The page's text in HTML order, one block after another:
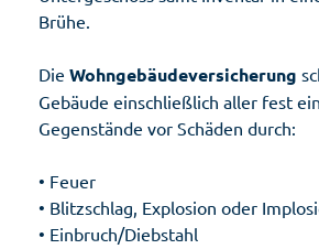
Brühe.
Die Wohngebäudeversicherung
Gebäude einschließlich aller fest
Gegenstände vor Schäden durch:
• Feuer
• Blitzschlag, Explosion oder
• Einbruch/Diebstahl